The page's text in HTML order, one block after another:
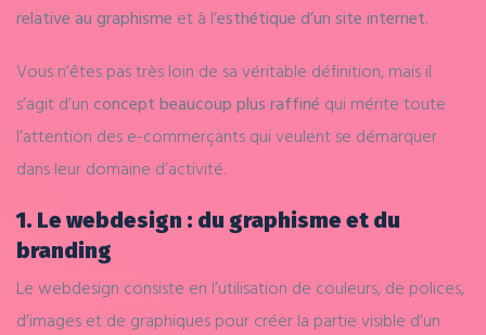
relative au graphisme et à l’esthétique d’un site internet.
Vous n’êtes pas très loin de sa véritable définition, mais il
s’agit d’un concept beaucoup plus raffiné qui mérite toute
l’attention des e-commerçants qui veulent se démarquer
dans leur domaine d’activité.
1. Le webdesign : du graphisme et du
branding
Le webdesign consiste en l’utilisation de couleurs, de polices,
d’images et de graphiques pour créer la partie visible d’un